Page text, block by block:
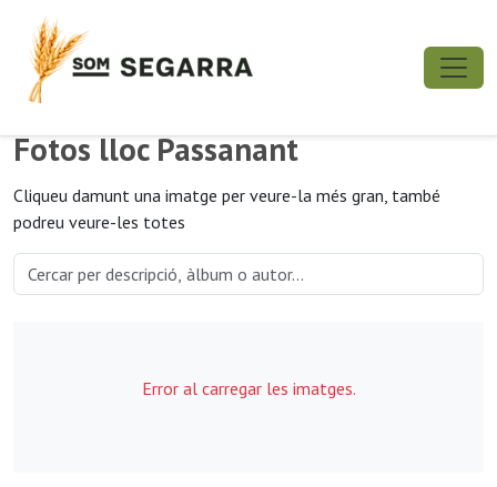
Fotos lloc Passanant
Cliqueu damunt una imatge per veure-la més gran, també
podreu veure-les totes
Error al carregar les imatges.